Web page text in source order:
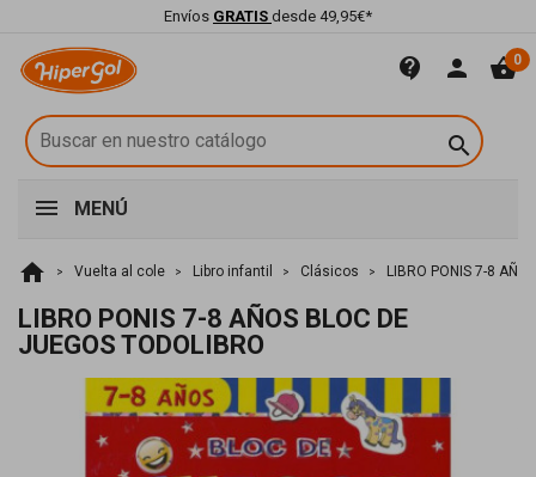
Envíos GRATIS desde 49,95€*
contact_support person shopping_basket0

MENÚ
home Vuelta al cole Libro infantil Clásicos LIBRO PONIS 7-8
LIBRO PONIS 7-8 AÑOS BLOC DE
JUEGOS TODOLIBRO